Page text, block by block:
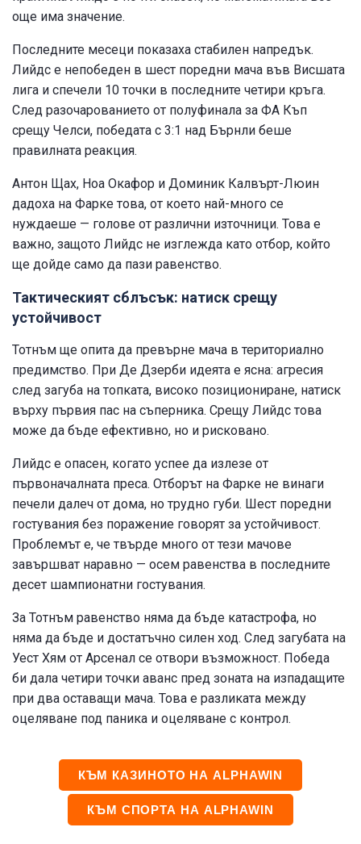
още има значение.
Последните месеци показаха стабилен напредък.
Лийдс е непобеден в шест поредни мача във Висшата
лига и спечели 10 точки в последните четири кръга.
След разочарованието от полуфинала за ФА Къп
срещу Челси, победата с 3:1 над Бърнли беше
правилната реакция.
Антон Щах, Ноа Окафор и Доминик Калвърт-Люин
дадоха на Фарке това, от което най-много се
нуждаеше — голове от различни източници. Това е
важно, защото Лийдс не изглежда като отбор, който
ще дойде само да пази равенство.
Тактическият сблъсък: натиск срещу
устойчивост
Тотнъм ще опита да превърне мача в териториално
предимство. При Де Дзерби идеята е ясна: агресия
след загуба на топката, високо позициониране, натиск
върху първия пас на съперника. Срещу Лийдс това
може да бъде ефективно, но и рисковано.
Лийдс е опасен, когато успее да излезе от
първоначалната преса. Отборът на Фарке не винаги
печели далеч от дома, но трудно губи. Шест поредни
гостувания без поражение говорят за устойчивост.
Проблемът е, че твърде много от тези мачове
завършват наравно — осем равенства в последните
десет шампионатни гостувания.
За Тотнъм равенство няма да бъде катастрофа, но
няма да бъде и достатъчно силен ход. След загубата на
Уест Хям от Арсенал се отвори възможност. Победа
би дала четири точки аванс пред зоната на изпадащите
при два оставащи мача. Това е разликата между
оцеляване под паника и оцеляване с контрол.
КЪМ КАЗИНОТО НА ALPHAWIN
КЪМ СПОРТА НА ALPHAWIN